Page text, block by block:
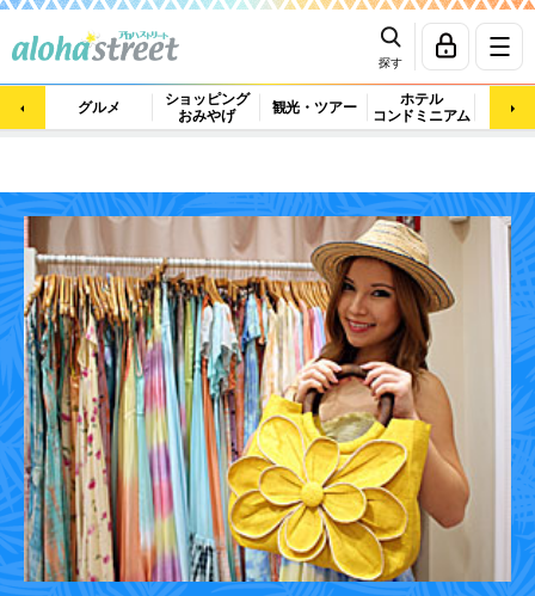
探す
グルメ
ショッピング
おみやげ
観光・ツアー
ホテル
コンドミニアム
マッ